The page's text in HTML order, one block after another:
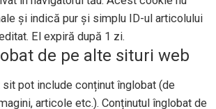
și indică pur și simplu ID-ul articolului
El expiră după 1 zi.
de pe alte situri web
pot include conținut înglobat (de
articole etc.). Conținutul înglobat de